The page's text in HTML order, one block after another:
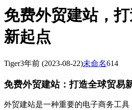
免费外贸建站，
新起点
Tiger3年前 (2023-08-22)未命名614
免费外贸建站：打造全球贸易
外贸建站是一种重要的电子商务工